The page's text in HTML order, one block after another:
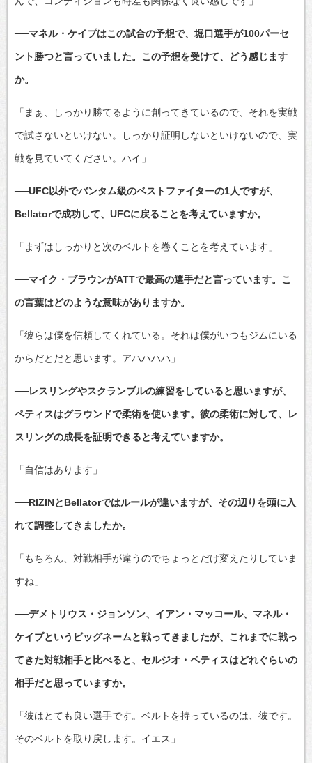
──マネル・ケイプはこの試合の予想で、堀口選手が100パーセ
ント勝つと言っていました。この予想を受けて、どう感じます
か。
「まぁ、しっかり勝てるように創ってきているので、それを実戦
で試さないといけない。しっかり証明しないといけないので、実
戦を見ていてください。ハイ」
──UFC以外でバンタム級のベストファイターの1人ですが、
Bellatorで成功して、UFCに戻ることを考えていますか。
「まずはしっかりと次のベルトを巻くことを考えています」
──マイク・ブラウンがATTで最高の選手だと言っています。こ
の言葉はどのような意味がありますか。
「彼らは僕を信頼してくれている。それは僕がいつもジムにいる
からだとだと思います。アハハハハ」
──レスリングやスクランブルの練習をしていると思いますが、
ペティスはグラウンドで柔術を使います。彼の柔術に対して、レ
スリングの成長を証明できると考えていますか。
「自信はあります」
──RIZINとBellatorではルールが違いますが、その辺りを頭に入
れて調整してきましたか。
「もちろん、対戦相手が違うのでちょっとだけ変えたりしていま
すね」
──デメトリウス・ジョンソン、イアン・マッコール、マネル・
ケイプというビッグネームと戦ってきましたが、これまでに戦っ
てきた対戦相手と比べると、セルジオ・ペティスはどれぐらいの
相手だと思っていますか。
「彼はとても良い選手です。ベルトを持っているのは、彼です。
そのベルトを取り戻します。イエス」